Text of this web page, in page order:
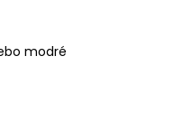
modré